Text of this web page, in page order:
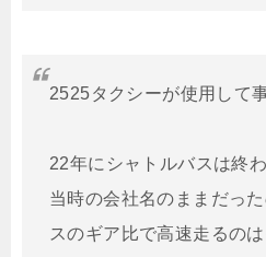
2525タクシーが使用して
22年にシャトルバスは終
当時の会社名のままだっ
スのギア比で高速走るの